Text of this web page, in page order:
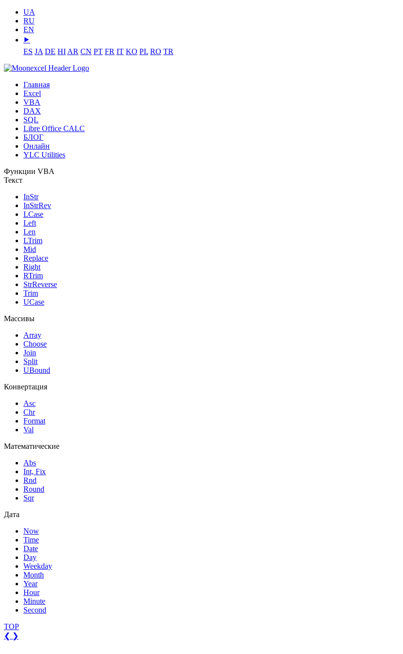
UA
RU
EN
⯈
ES JA DE HI AR CN PT FR IT KO PL RO TR
Главная
Excel
VBA
DAX
SQL
Libre Office CALC
БЛОГ
Онлайн
YLC Utilities
Функции VBA
Текст
InStr
InStrRev
LCase
Left
Len
LTrim
Mid
Replace
Right
RTrim
StrReverse
Trim
UCase
Массивы
Array
Choose
Join
Split
UBound
Конвертация
Asc
Chr
Format
Val
Математические
Abs
Int, Fix
Rnd
Round
Sqr
Дата
Now
Time
Date
Day
Weekday
Month
Year
Hour
Minute
Second
TOP
❮ ❯